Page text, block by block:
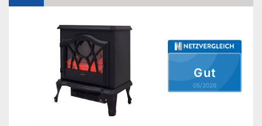
Länge Kabel
Fernbedienung
Amazon Lieferzeit
Gut
05/2026